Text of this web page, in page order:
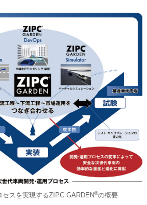
スを実現するZIPC GARDEN®の概要